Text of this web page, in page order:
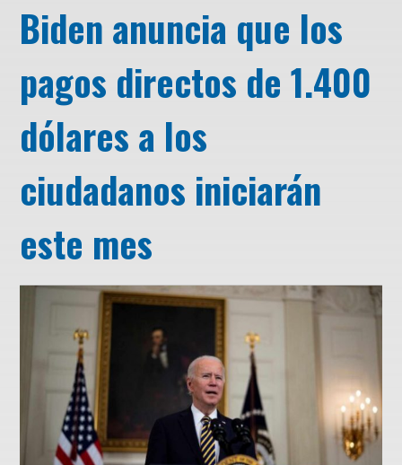
Biden anuncia que los
pagos directos de 1.400
dólares a los
ciudadanos iniciarán
este mes